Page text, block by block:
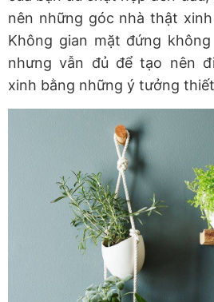
nên những góc nhà thật
Không gian mặt đứng
nhưng vẫn đủ để tạo nên
xinh bằng những ý tưởng